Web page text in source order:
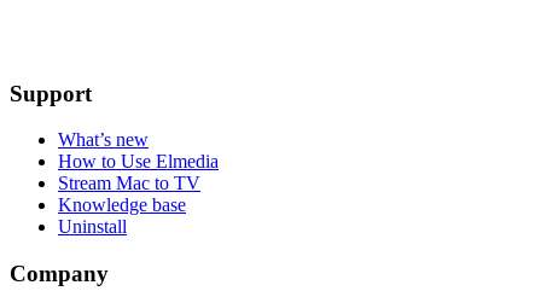
Support
What’s new
How to Use Elmedia
Stream Mac to TV
Knowledge base
Uninstall
Company